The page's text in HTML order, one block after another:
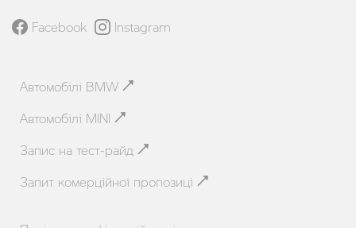
Facebook Instagram
Автомобілі BMW
Автомобілі MINI
Запис на тест-райд
Запит комерційної пропозиці